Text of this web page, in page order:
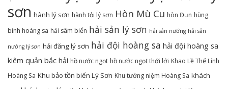
sơn hành lý sơn hành tỏi lý sơn Hòn Mù Cu hòn Đụn hùng
binh hoàng sa hải sâm biển hải sản lý sơn hải sản nướng hải sản
nướng lý sơn hải đăng lý sơn hải đội hoàng sa hải đội hoàng sa
kiêm quản bắc hải hồ nước ngọt hồ nước ngọt thới lới Khao Lề Thế Lính
Hoàng Sa Khu bảo tồn biển Lý Sơn Khu tưởng niệm Hoàng Sa khách